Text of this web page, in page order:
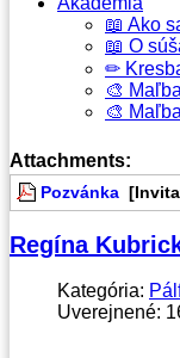
📖 Ako
📖 O
✏
🎨
🎨
Attachments:
Pozvánka
Regína
Kategória:
Uverejnené: